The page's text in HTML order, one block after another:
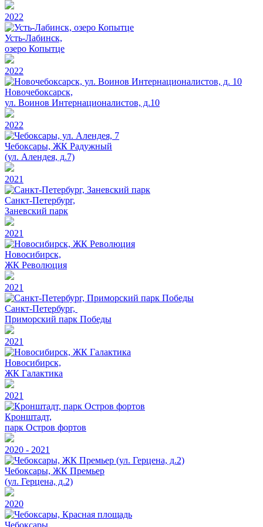
2022
Усть-Лабинск,
озеро Копытце
2022
Новочебоксарск,
ул. Воинов Интернационалистов, д.10
2022
Чебоксары, ЖК Радужный
(ул. Алендея, д.7)
2021
Санкт-Петербург,
Заневский парк
2021
Новосибирск,
ЖК Революция
2021
Санкт-Петербург,
Приморский парк Победы
2021
Новосибирск,
ЖК Галактика
2021
Кронштадт,
парк Остров фортов
2020 - 2021
Чебоксары, ЖК Премьер
(ул. Герцена, д.2)
2020
Чебоксары,